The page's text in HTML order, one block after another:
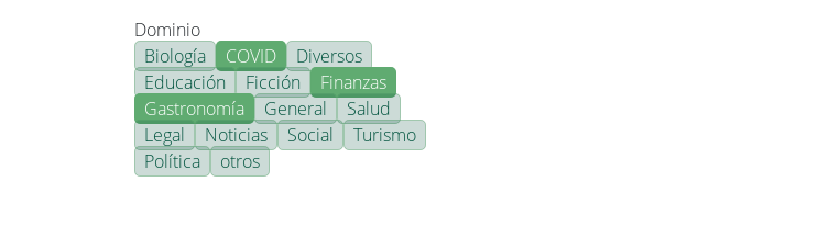
Dominio
Biología
COVID
Diversos
Educación
Ficción
Finanzas
Gastronomía
General
Salud
Legal
Noticias Social
Turismo
Política
otros